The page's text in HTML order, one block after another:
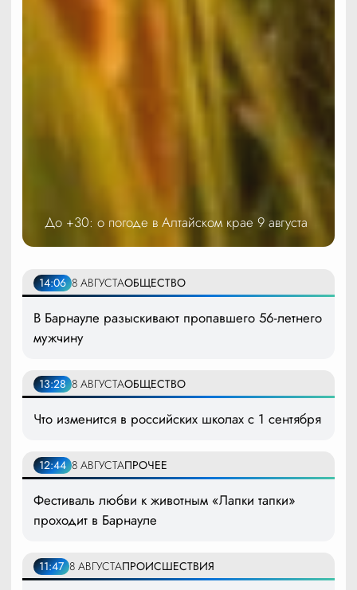
До +30: о погоде в Алтайском крае 9 августа
14:06 8 АВГУСТАОБЩЕСТВО
В Барнауле разыскивают пропавшего 56-летнего
мужчину
13:28 8 АВГУСТАОБЩЕСТВО
Что изменится в российских школах с 1 сентября
12:44 8 АВГУСТАПРОЧЕЕ
Фестиваль любви к животным «Лапки тапки»
проходит в Барнауле
11:47 8 АВГУСТАПРОИСШЕСТВИЯ